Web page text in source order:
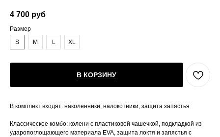
4 700 руб
Размер
S
M L XL
В КОРЗИНУ
В комплект входят: наколенники, налокотники, защита запястья
Классическое комбо: колени с пластиковой чашечкой, подкладкой из
ударопоглощающего материала EVA, защита локтя и запястья с